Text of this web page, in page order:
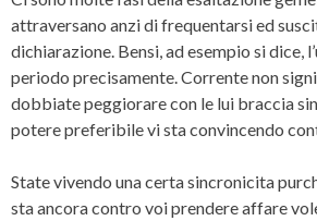
attraversano anzi di frequentarsi ed
dichiarazione. Bensi, ad esempio si dice,
periodo precisamente. Corrente non
dobbiate peggiorare con le lui braccia
potere preferibile vi sta convincendo
State vivendo una certa sincronicita
sta ancora contro voi prendere affare